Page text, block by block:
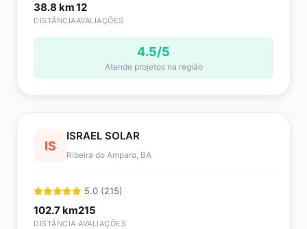
38.8 km
DISTÂNCIA
12
AVALIAÇÕES
4.5/5
Atende projetos na região
IS
ISRAEL SOLAR
Ribeira do Amparo, BA
5.0 (215)
102.7 km
DISTÂNCIA
215
AVALIAÇÕES